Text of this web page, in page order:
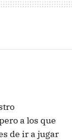
a los que
de ir a jugar